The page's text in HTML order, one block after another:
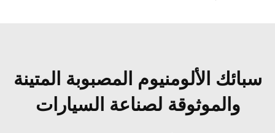
سبائك الألومنيوم المصبوبة المتينة
والموثوقة لصناعة السيارات